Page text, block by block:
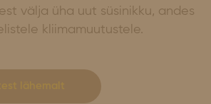
välja üha uut süsinikku, andes
kliimamuutustele.